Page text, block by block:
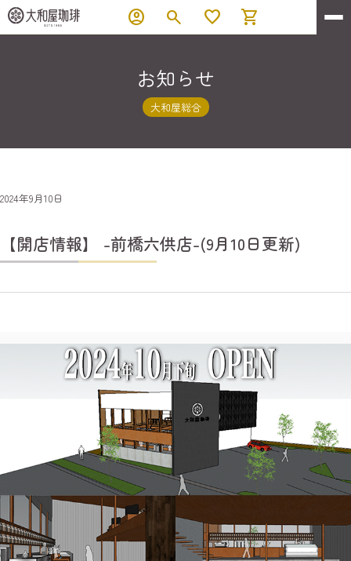
account_circle search favorite shopping_cart
お知らせ
大和屋総合
2024年9月10日
【開店情報】 -前橋六供店-(9月10日更新)